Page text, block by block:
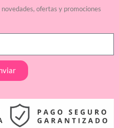
ofertas y promociones